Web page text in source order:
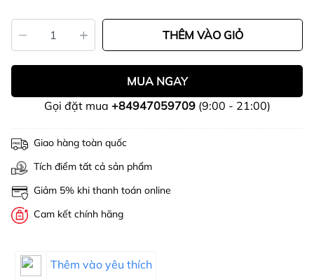
THÊM VÀO GIỎ
MUA NGAY
Gọi đặt mua +84947059709(9:00 - 21:00)
Giao hàng toàn quốc
Tích điểm tất cả sản phẩm
Giảm 5% khi thanh toán online
Cam kết chính hãng
Thêm vào yêu thích